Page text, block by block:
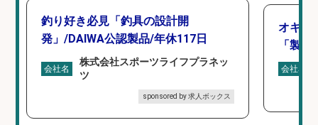
釣り好き必見「釣具の設計開
発」/DAIWA公認製品/年休117日
会社名
株式会社スポーツライフプラネッ
ツ
sponsored by 求人ボックス
オキア
「製
会社名